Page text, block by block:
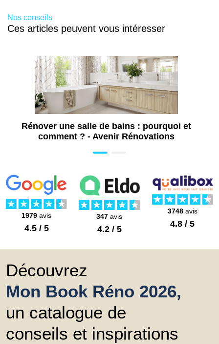
Nos conseils
Ces articles peuvent vous intéresser
Rénover une salle de bains : pourquoi et
comment ? - Avenir Rénovations
1979 avis
4.5 / 5
347 avis
4.2 / 5
3748avis
4.8 / 5
Découvrez
Mon Book Réno 2026,
un catalogue de
conseils et inspirations